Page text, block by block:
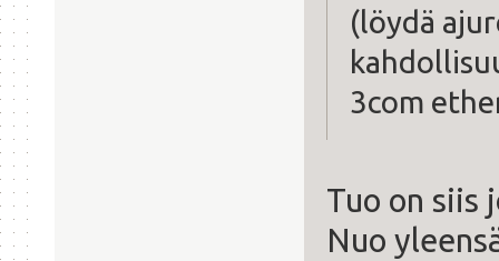
(löydä
3com
Tuo on siis
Nuo